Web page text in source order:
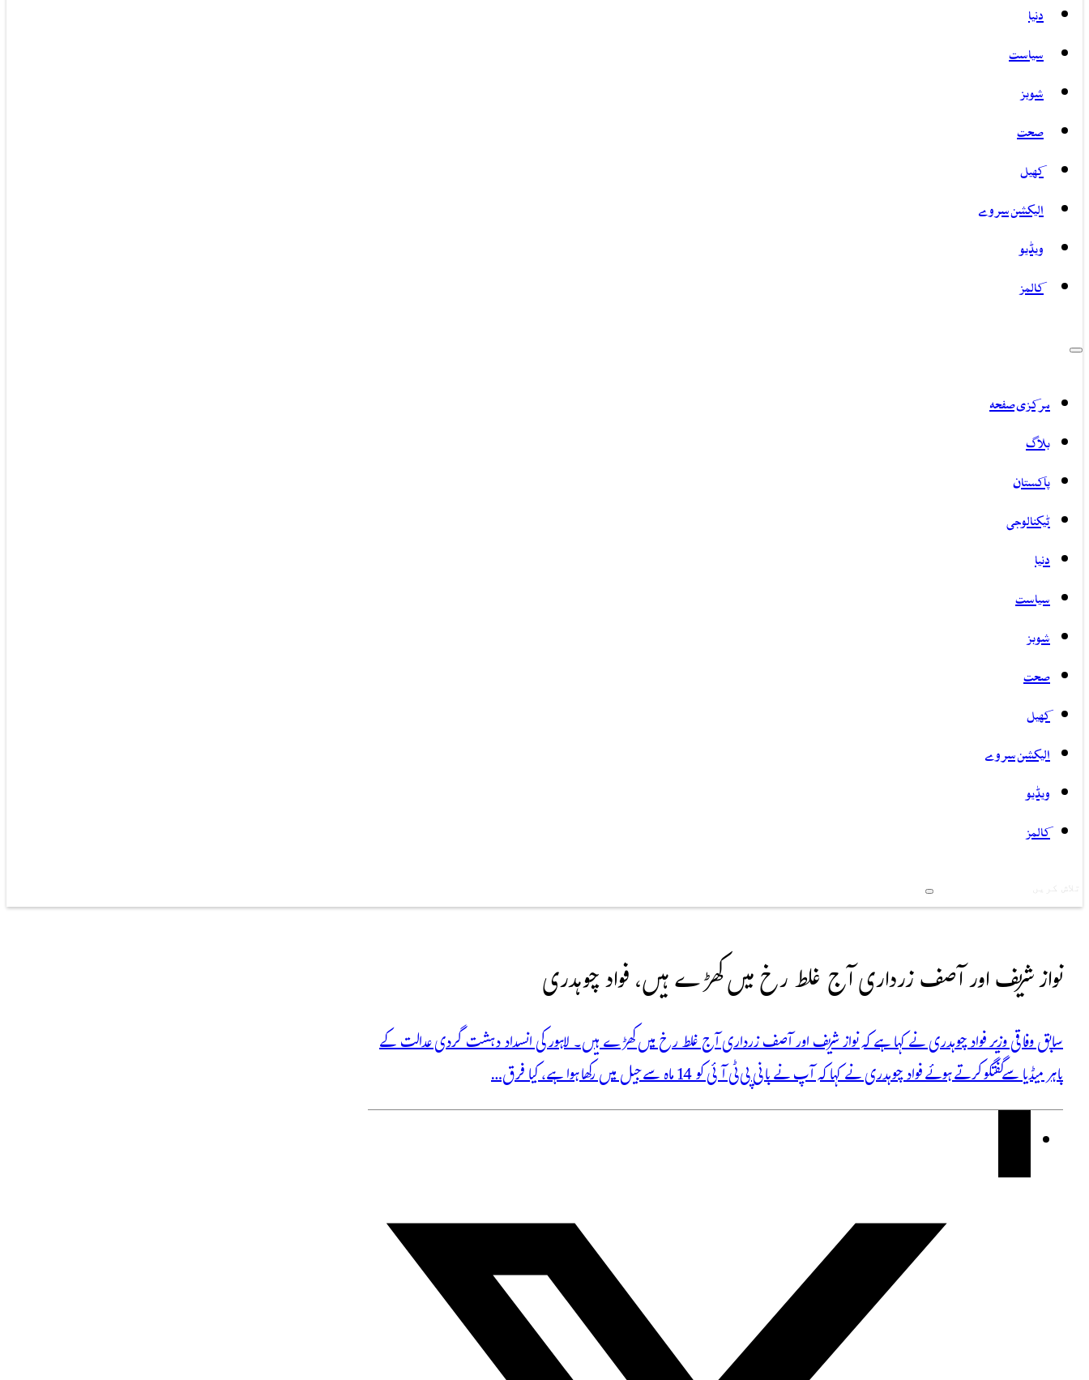
دنیا
سیاست
شوبز
صحت
کھیل
الیکشن سروے
ویڈیو
کالمز
مرکزی صفحہ
بلاگ
پاکستان
ٹیکنالوجی
دنیا
سیاست
شوبز
صحت
کھیل
الیکشن سروے
ویڈیو
کالمز
Search
نواز شریف اور آصف زرداری آج غلط رخ میں کھڑے ہیں، فواد چوہدری
سابق وفاقی وزیر فواد چوہدری نے کہا ہے کہ نواز شریف اور آصف زرداری آج غلط رخ میں کھڑے ہیں۔ لاہور کی انسداد دہشت گردی عدالت کے
باہر میڈیا سے گفتگو کرتے ہوئے فواد چوہدری نے کہا کہ آپ نے بانی پی ٹی آئی کو 14 ماہ سے جیل میں رکھا ہوا ہے، کیا فرق…